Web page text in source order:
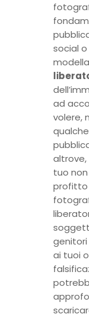
social
ad
volere,
altrove,
tuo
profitto
ai tuoi